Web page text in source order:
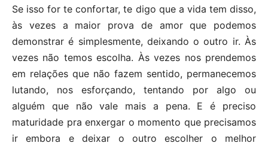
Se isso for te confortar, te digo que a vida tem disso,
às vezes a maior prova de amor que podemos
demonstrar é simplesmente, deixando o outro ir. Às
vezes não temos escolha. Às vezes nos prendemos
em relações que não fazem sentido, permanecemos
lutando, nos esforçando, tentando por algo ou
alguém que não vale mais a pena. E é preciso
maturidade pra enxergar o momento que precisamos
ir embora e deixar o outro escolher o melhor